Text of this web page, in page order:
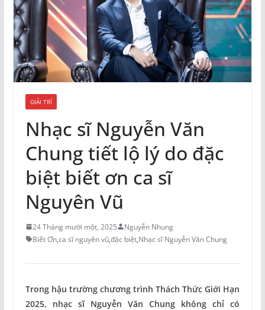
GIẢI TRÍ
Nhạc sĩ Nguyễn Văn
Chung tiết lộ lý do đặc
biệt biết ơn ca sĩ
Nguyên Vũ
24 Tháng mười một, 2025
Nguyễn Nhung
Biết Ơn,ca sĩ nguyên vũ,đặc biệt,Nhạc sĩ Nguyễn Văn Chung
Trong hậu trường chương trình Thách Thức Giới Hạn
2025, nhạc sĩ Nguyễn Văn Chung không chỉ có